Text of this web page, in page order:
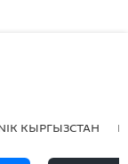
КЫРГЫЗСТАН